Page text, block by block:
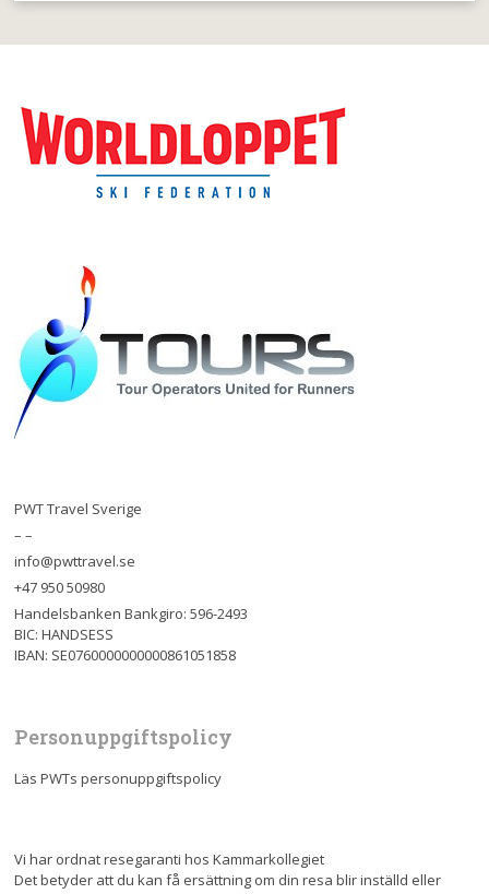
PWT Travel Sverige
– –
info@pwttravel.se
+47 950 50980
Handelsbanken Bankgiro: 596-2493
BIC: HANDSESS
IBAN: SE0760000000000861051858
Personuppgiftspolicy
Läs PWTs personuppgiftspolicy
Vi har ordnat resegaranti hos Kammarkollegiet
Det betyder att du kan få ersättning om din resa blir inställd eller